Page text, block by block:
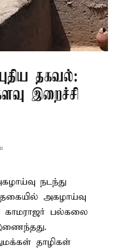
தகவல்:
இறைச்சி
நடந்து
அகழாய்வு
காமராஜர் பல்கலை
தாழிகள்